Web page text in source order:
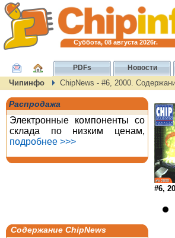
Суббота, 08 августа 2026г.
PDFs Новости
Чипинфо ChipNews - #6, 2000.
Распродажа
Электронные компоненты со
склада по низким ценам,
подробнее >>>
Содержание ChipNews
#6,